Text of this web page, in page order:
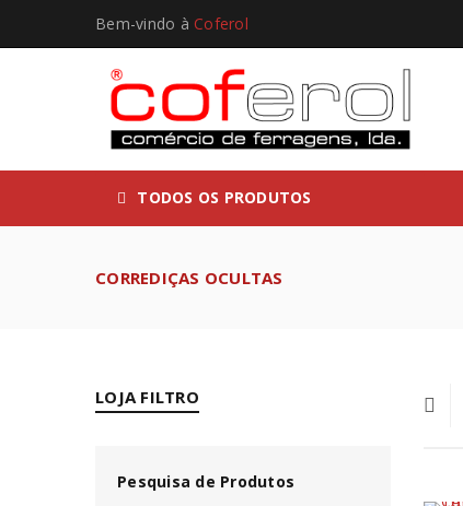
Bem-vindo à Coferol
TODOS OS PRODUTOS
CORREDIÇAS OCULTAS
LOJA FILTRO
Pesquisa de Produtos